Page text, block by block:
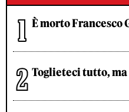
È morto Francesco
Toglieteci tutto,